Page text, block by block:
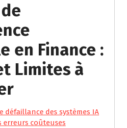
en Finance :
Limites à
défaillance des systèmes IA
coûteuses